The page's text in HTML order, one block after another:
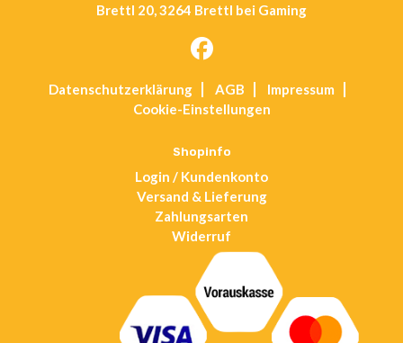
Brettl 20, 3264 Brettl bei Gaming
a
tab
Datenschutz­erklärung AGB
Impressum
Cookie-Einstellungen
Shopinfo
Login / Kundenkonto
Versand & Lieferung
Zahlungsarten
Widerruf